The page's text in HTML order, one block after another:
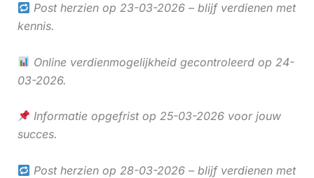
Post herzien op 23-03-2026 – blijf verdienen met
kennis.
Online verdienmogelijkheid gecontroleerd op 24-
03-2026.
Informatie opgefrist op 25-03-2026 voor jouw
succes.
Post herzien op 28-03-2026 – blijf verdienen met